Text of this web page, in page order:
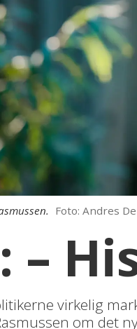
Foto: Andres
–
virkelig
om det